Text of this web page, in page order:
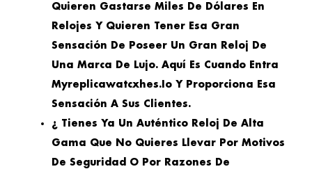
Quieren Gastarse Miles De Dólares En
Relojes Y Quieren Tener Esa Gran
Sensación De Poseer Un Gran Reloj De
Una Marca De Lujo. Aquí Es Cuando Entra
Myreplicawatcxhes.io Y Proporciona Esa
Sensación A Sus Clientes.
¿ Tienes Ya Un Auténtico Reloj De Alta
Gama Que No Quieres Llevar Por Motivos
De Seguridad O Por Razones De